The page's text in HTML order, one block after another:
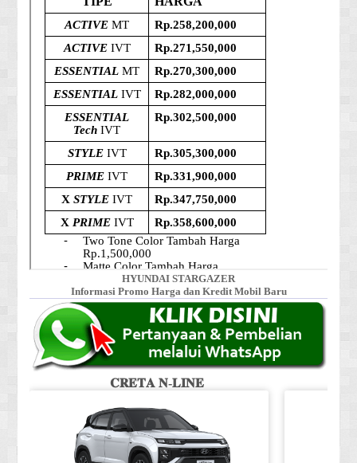
HYUNDAI STARGAZER
Informasi Promo Harga dan Kredit Mobil Baru
𝐂𝐑𝐄𝐓𝐀 𝐍-𝐋𝐈𝐍𝐄